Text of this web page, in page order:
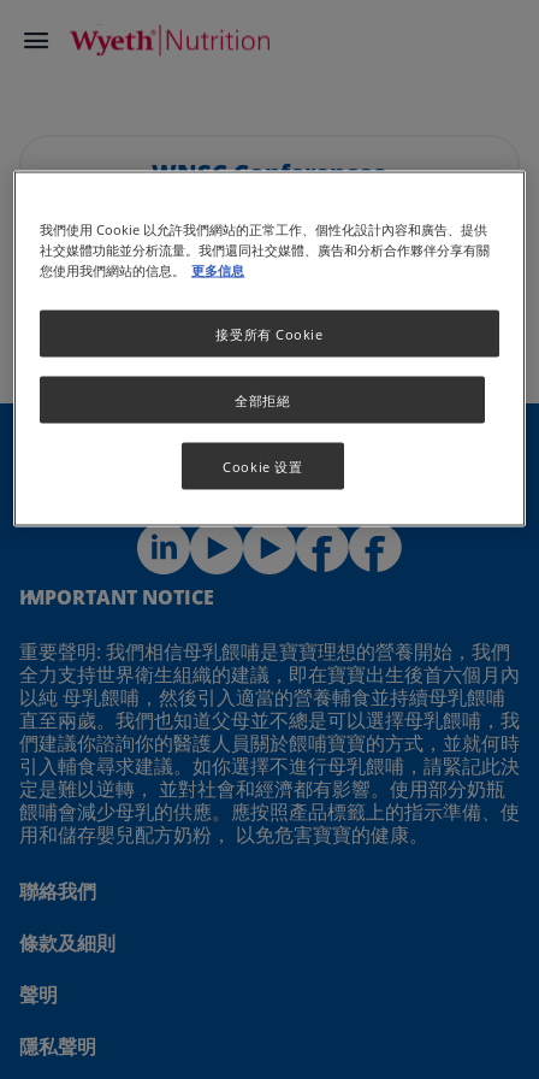
WNSC Conferences
分享
IMPORTANT NOTICE
重要聲明: 我們相信母乳餵哺是寶寶理想的營養開始，我們
全力支持世界衛生組織的建議，即在寶寶出生後首六個月內
以純 母乳餵哺，然後引入適當的營養輔食並持續母乳餵哺
直至兩歲。我們也知道父母並不總是可以選擇母乳餵哺，我
們建議你諮詢你的醫護人員關於餵哺寶寶的方式，並就何時
引入輔食尋求建議。如你選擇不進行母乳餵哺，請緊記此決
定是難以逆轉， 並對社會和經濟都有影響。使用部分奶瓶
餵哺會減少母乳的供應。應按照產品標籤上的指示準備、使
用和儲存嬰兒配方奶粉， 以免危害寶寶的健康。
聯絡我們
條款及細則
聲明
隱私聲明
我們使用 Cookie 以允許我們網站的正常工作、個性化設計內容和廣告、提供
社交媒體功能並分析流量。我們還同社交媒體、廣告和分析合作夥伴分享有關
您使用我們網站的信息。
更多信息
全部拒絕
接受所有 Cookie
Cookie 设置